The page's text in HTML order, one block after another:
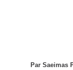
Par Saeimas